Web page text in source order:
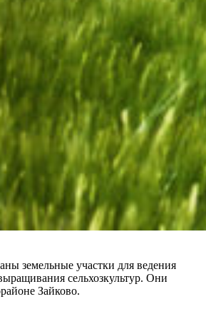
земельные участки для ведения
сельхозкультур. Они
Зайково.